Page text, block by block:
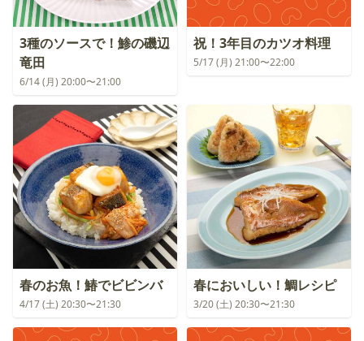
3種のソースで！鯵の磯辺
竜田
6/14 (月) 20:00〜21:00
祝！3年目のカツオ料理
5/17 (月) 21:00〜22:00
春のお魚！鰆でビビンバ
4/17 (土) 20:30〜21:30
春においしい！鯛レシピ
3/20 (土) 20:30〜21:30